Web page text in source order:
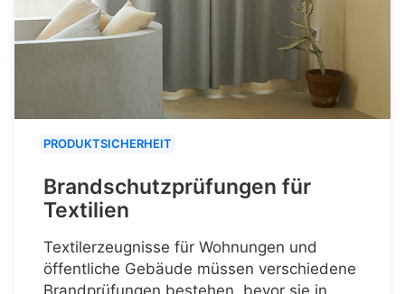
PRODUKTSICHERHEIT
Brandschutzprüfungen für
Textilien
Textilerzeugnisse für Wohnungen und
öffentliche Gebäude müssen verschiedene
Brandprüfungen bestehen, bevor sie in